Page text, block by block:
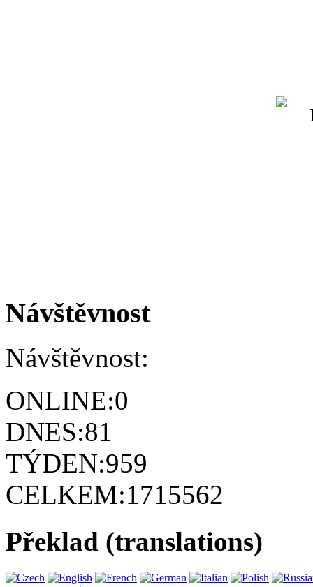
Návštěvnost
Návštěvnost:
ONLINE:0
DNES:81
TÝDEN:959
CELKEM:1715562
Překlad (translations)